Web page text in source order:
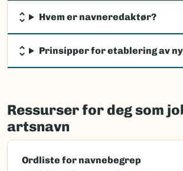
Hvem er navneredaktør?
Prinsipper for etablering av
Ressurser for deg som
artsnavn
Ordliste for navnebegrep